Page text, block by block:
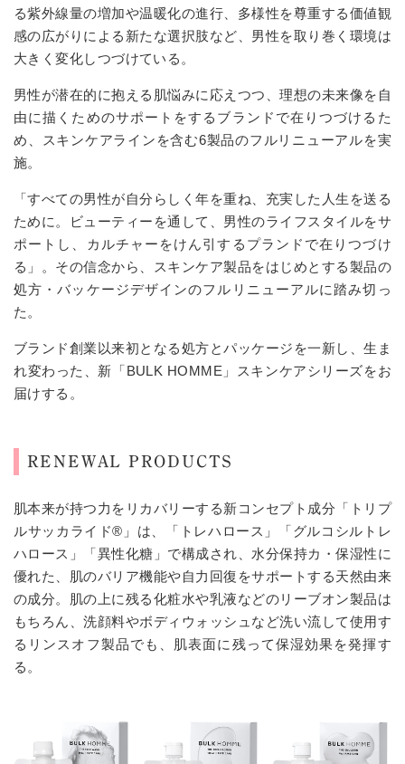
る紫外線量の増加や温暖化の進行、多様性を尊重する価値観
感の広がりによる新たな選択肢など、男性を取り巻く環境は
大きく変化しつづけている。
男性が潜在的に抱える肌悩みに応えつつ、理想の未来像を自
由に描くためのサポートをするブランドで在りつづけるた
め、スキンケアラインを含む6製品のフルリニューアルを実
施。
「すべての男性が自分らしく年を重ね、充実した人生を送る
ために。ビューティーを通して、男性のライフスタイルをサ
ポートし、カルチャーをけん引するプランドで在りつづけ
る」。その信念から、スキンケア製品をはじめとする製品の
処方・バッケージデザインのフルリニューアルに踏み切っ
た。
ブランド創業以来初となる処方とパッケージを一新し、生ま
れ変わった、新「BULK HOMME」スキンケアシリーズをお
届けする。
RENEWAL PRODUCTS
肌本来が持つ力をリカバリーする新コンセプト成分「トリプ
ルサッカライド®」は、「トレハロース」「グルコシルトレ
ハロース」「異性化糖」で構成され、水分保持カ・保湿性に
優れた、肌のバリア機能や自力回復をサポートする天然由来
の成分。肌の上に残る化粧水や乳液などのリーブオン製品は
もちろん、洗顔料やボディウォッシュなど洗い流して使用す
るリンスオフ製品でも、肌表面に残って保湿効果を発揮す
る。